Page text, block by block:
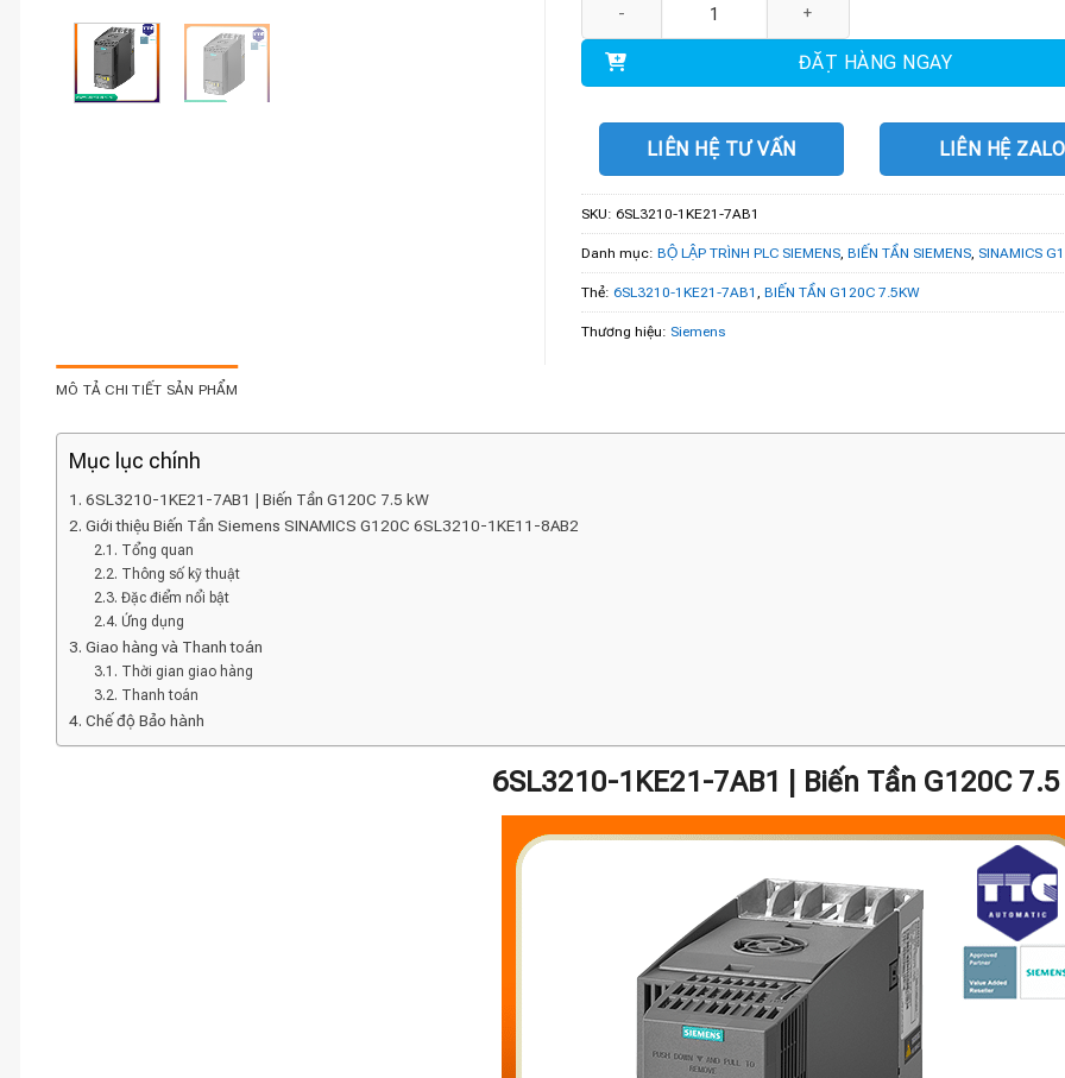
ĐẶT HÀNG NGAY
LIÊN HỆ TƯ VẤN LIÊN HỆ ZALO
SKU: 6SL3210-1KE21-7AB1
Danh mục: BỘ LẬP TRÌNH PLC SIEMENS, BIẾN TẦN SIEMENS, SINAMICS
Thẻ: 6SL3210-1KE21-7AB1 BIẾN TẦN G120C 7.5KW
Thương hiệu: Siemens
MÔ TẢ CHI TIẾT SẢN PHẨM
Mục lục chính
6SL3210-1KE21-7AB1 | Biến Tần G120C 7.5 kW
Giới thiệu Biến Tần Siemens SINAMICS G120C 6SL3210-1KE11-8AB2
Tổng quan
Thông số kỹ thuật
Đặc điểm nổi bật
Ứng dụng
Giao hàng và Thanh toán
Thời gian giao hàng
Thanh toán
Chế độ Bảo hành
6SL3210-1KE21-7AB1 | Biến Tần G120C 7.5